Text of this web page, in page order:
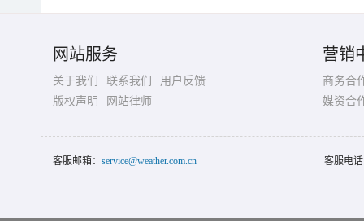
网站服务
关于我们 联系我们
用户反馈
版权声明
网站律师
营销
商务合
媒资合
客服邮箱： service@weather.com.cn 客服电